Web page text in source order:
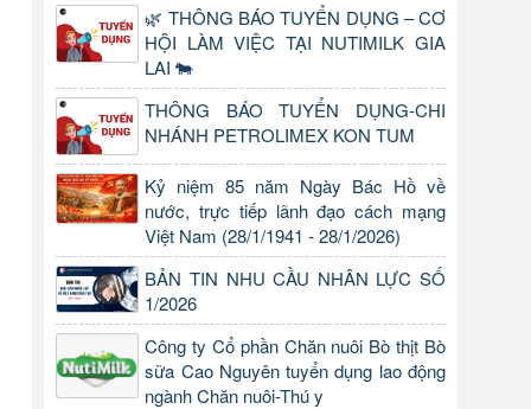
🌿 THÔNG BÁO TUYỂN DỤNG – CƠ
HỘI LÀM VIỆC TẠI NUTIMILK GIA
LAI 🐄
THÔNG BÁO TUYỂN DỤNG-CHI
NHÁNH PETROLIMEX KON TUM
Kỷ niệm 85 năm Ngày Bác Hồ về
nước, trực tiếp lãnh đạo cách mạng
Việt Nam (28/1/1941 - 28/1/2026)
BẢN TIN NHU CẦU NHÂN LỰC SỐ
1/2026
Công ty Cổ phần Chăn nuôi Bò thịt Bò
sữa Cao Nguyên tuyển dụng lao động
ngành Chăn nuôi-Thú y